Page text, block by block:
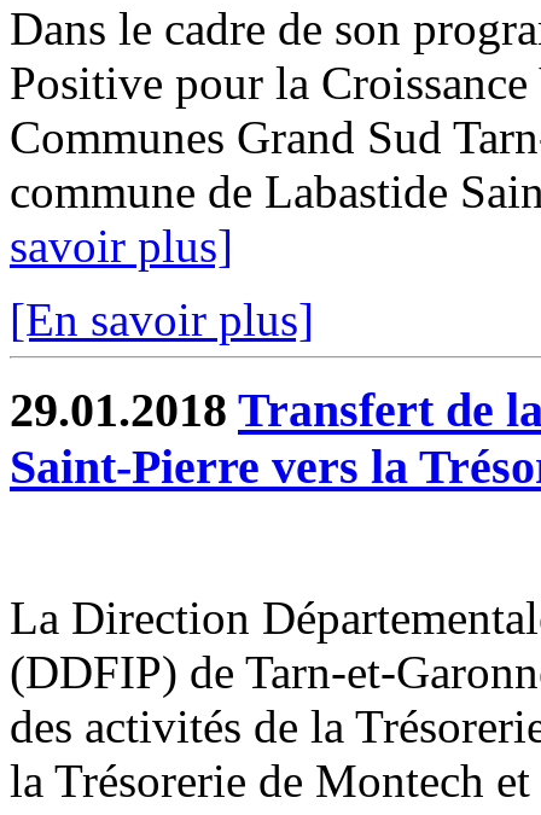
Dans le cadre de son
Positive pour la
Communes Grand Sud
commune de Labastide
savoir plus]
[En savoir plus]
29.01.2018 Transfert de
Saint-Pierre vers la
La Direction
(DDFIP) de Tarn-et-
des activités de la
la Trésorerie de Montech